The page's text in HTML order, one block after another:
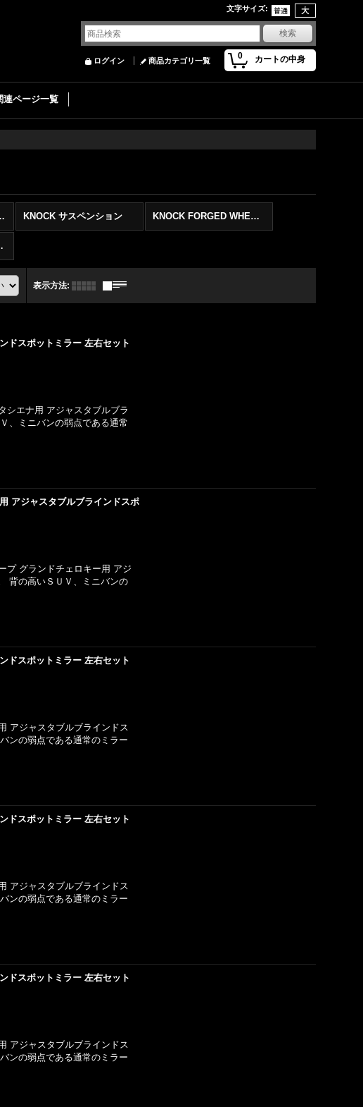
文字サイズ:
0 カートの中身
ログイン 商品カテゴリ一覧
連ページ一覧
LEDセット KNOCK サスペンション KNOCK FORGED WHEELS
ット
表示方法:
ドスポットミラー 左右セット
シエナ用 アジャスタブルブラ
、ミニバンの弱点である通常
アジャスタブルブラインドスポ
プ グランドチェロキー用 アジ
背の高いＳＵＶ、ミニバンの
ドスポットミラー 左右セット
アジャスタブルブラインドス
ンの弱点である通常のミラー
ドスポットミラー 左右セット
アジャスタブルブラインドス
ンの弱点である通常のミラー
ドスポットミラー 左右セット
アジャスタブルブラインドス
ンの弱点である通常のミラー